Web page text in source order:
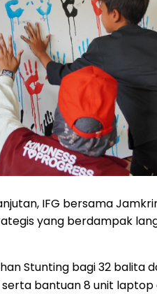
IFG bersama
yang berdampak
Stunting bagi 32 balita
bantuan 8 unit